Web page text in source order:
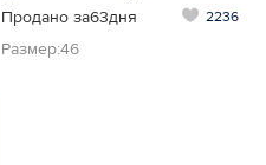
Продано за63дня
2236
Размер:46